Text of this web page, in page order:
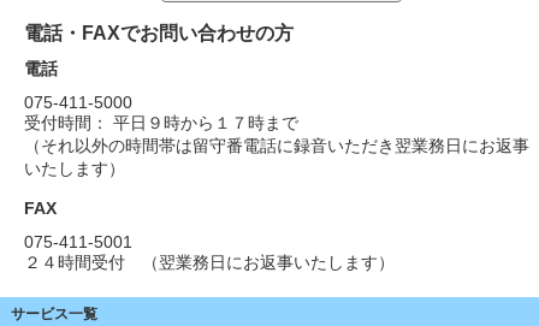
電話・FAXでお問い合わせの方
電話
075-411-5000
受付時間： 平日９時から１７時まで
（それ以外の時間帯は留守番電話に録音いただき翌業務日にお返事
いたします）
FAX
075-411-5001
２４時間受付 （翌業務日にお返事いたします）
サービス一覧